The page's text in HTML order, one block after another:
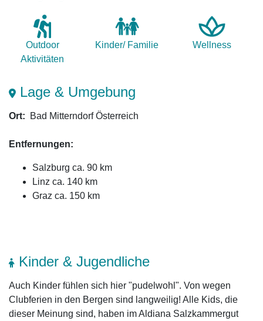
Outdoor
Aktivitäten
Kinder/ Familie Wellness
Lage & Umgebung
Ort: Bad Mitterndorf Österreich
Entfernungen:
Salzburg ca. 90 km
Linz ca. 140 km
Graz ca. 150 km
Kinder & Jugendliche
Auch Kinder fühlen sich hier "pudelwohl". Von wegen
Clubferien in den Bergen sind langweilig! Alle Kids, die
dieser Meinung sind, haben im Aldiana Salzkammergut